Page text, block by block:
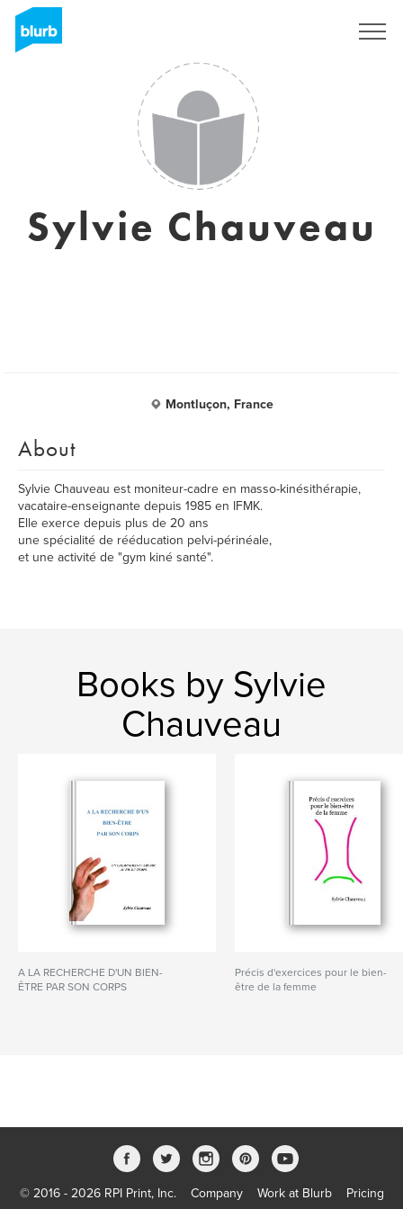
Sylvie Chauveau
Montluçon, France
About
Sylvie Chauveau est moniteur-cadre en masso-kinésithérapie,
vacataire-enseignante depuis 1985 en IFMK.
Elle exerce depuis plus de 20 ans
une spécialité de rééducation pelvi-périnéale,
et une activité de "gym kiné santé".
Books by Sylvie
Chauveau
A LA RECHERCHE D'UN BIEN-
ÊTRE PAR SON CORPS
Précis d'exercices pour le bien-
être de la femme
© 2016 - 2026 RPI Print, Inc. Company Work at Blurb Pricing